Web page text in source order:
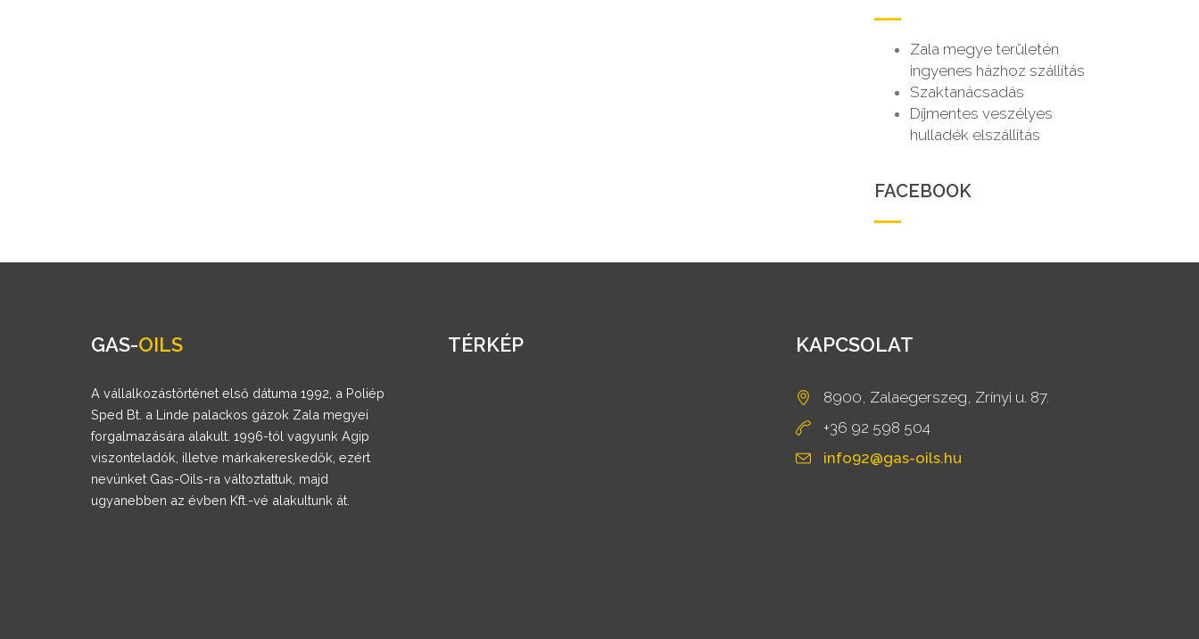
Zala megye területén
ingyenes házhoz szállítás
Szaktanácsadás
Díjmentes veszélyes
hulladék elszállítás
FACEBOOK
GAS-OILS
A vállalkozástörténet első dátuma 1992, a Poliép
Sped Bt. a Linde palackos gázok Zala megyei
forgalmazására alakult. 1996-tól vagyunk Agip
viszonteladók, illetve márkakereskedők, ezért
nevünket Gas-Oils-ra változtattuk, majd
ugyanebben az évben Kft.-vé alakultunk át.
TÉRKÉP KAPCSOLAT
8900, Zalaegerszeg, Zrínyi u. 87.
+36 92 598 504
info92@gas-oils.hu